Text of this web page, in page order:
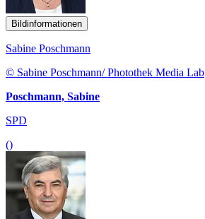
Bildinformationen
Sabine Poschmann
© Sabine Poschmann/ Photothek Media Lab
Poschmann, Sabine
SPD
()